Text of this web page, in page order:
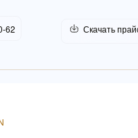
LET'S GO!
62 Скачать